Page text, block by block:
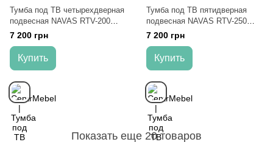
Тумба под ТВ четырехдверная
подвесная NAVAS RTV-200
(графіт)
7 200 грн
Купить
Тумба под ТВ пятидверная
подвесная NAVAS RTV-250
(белый)
7 200 грн
Купить
Показать еще 20 товаров